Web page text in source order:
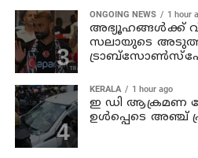
ONGOING NEWS 1 hour
അഭ്യൂഹങ്ങള്‍ക്ക്
സലായുടെ
KERALA 1 hour ago
ഇ ഡി ആക്രമണ
ഉള്‍പ്പെടെ അഞ്ച്